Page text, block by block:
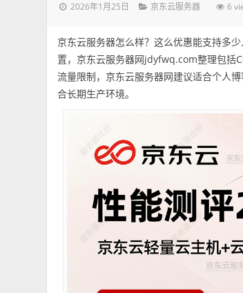
2026年1月25日 京东云服务器 6
京东云服务器怎么样？这么优惠能支持多
置，京东云服务器网jdyfwq.com整理包括
流量限制，京东云服务器网建议适合个人
合长期生产环境。